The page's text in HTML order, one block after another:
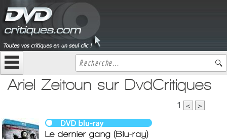
Ariel Zeitoun sur DvdCritiques
1 < >
Le dernier gang (Blu-ray)